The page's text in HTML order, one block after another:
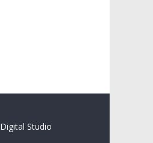
Digital Studio